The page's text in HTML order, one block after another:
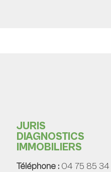
JURIS
DIAGNOSTICS
IMMOBILIERS
Téléphone : 04 75 85 34